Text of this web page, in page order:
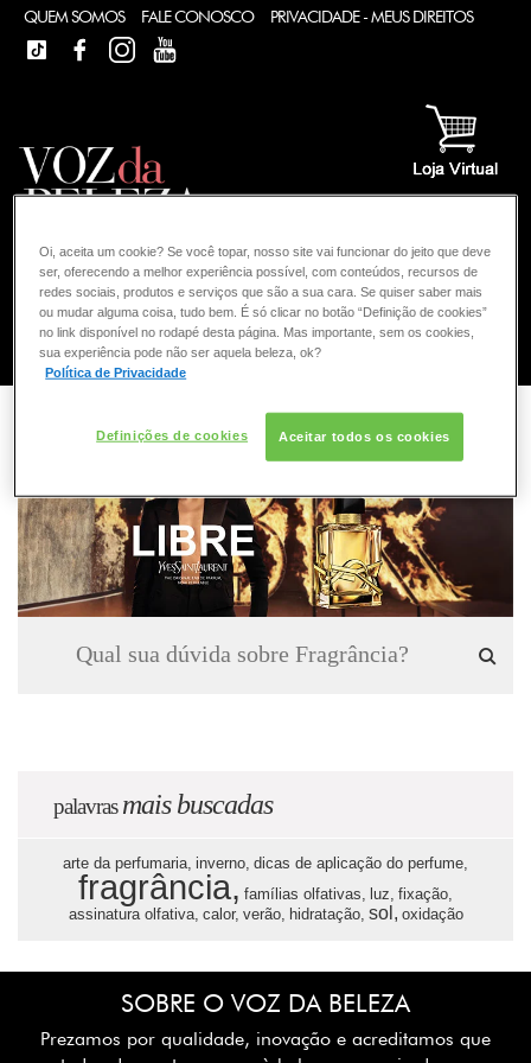
QUEM SOMOS FALE CONOSCO
PRIVACIDADE - MEUS DIREITOS
TIKTOK
FACEBOOKINSTAGRAM
COMO POSSO AJUDAR? DÚVIDAS SOBRE:
CONSULTORIA DE PRODUTOS YVES SAINT LAURENT
YVES SAINT LAURENT FRAGRÂNCIA
palavrasmais buscadas
arte da perfumaria, inverno, dicas de aplicação do perfume,
fragrância, famílias olfativas, luz, fixação,
assinatura olfativa, calor, verão, hidratação, sol, oxidação
SOBRE O VOZ DA BELEZA
Prezamos por qualidade, inovação e acreditamos que
Oi, aceita um cookie? Se você topar, nosso site vai funcionar do jeito que deve
ser, oferecendo a melhor experiência possível, com conteúdos, recursos de
redes sociais, produtos e serviços que são a sua cara. Se quiser saber mais
ou mudar alguma coisa, tudo bem. É só clicar no botão “Definição de cookies”
no link disponível no rodapé desta página. Mas importante, sem os cookies,
sua experiência pode não ser aquela beleza, ok?
Política de Privacidade
Definições de cookies Aceitar todos os cookies